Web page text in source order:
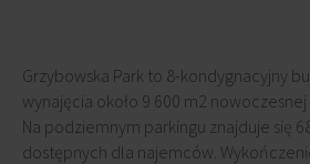
Grzybowska Park to 8-kondygnacyjny
wynajęcia około 9 600 m2
Na podziemnym parkingu znajduje się
dostępnych dla najemców.